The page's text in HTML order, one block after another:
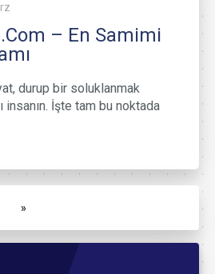
– En Samimi
durup bir soluklanmak
insanın. İşte tam bu noktada
»